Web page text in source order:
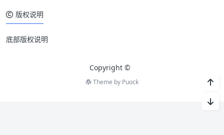
版权说明
底部版权说明
Copyright ©
Theme by Puock